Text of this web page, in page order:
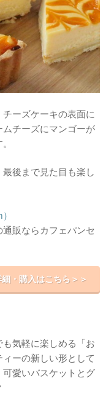
ーズケーキの表面に
チーズにマンゴーが
後まで見た目も楽し
販ならカフェパンセ
細・購入はこちら＞＞
気軽に楽しめる「お
ーの新しい形として
愛いバスケットとグ